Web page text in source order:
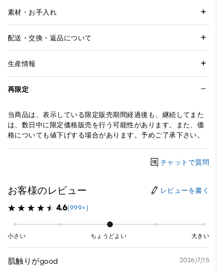
素材・お手入れ
配送・交換・返品について
生産情報
再限定
当商品は、表示している限定販売期間経過後も、継続してまた
は、数日中に限定価格販売を行う可能性があります。また、価
格についても値下げする場合があります。予めご了承下さい。
チャットで質問
お客様のレビュー レビューを書く
4.6(999+)
小さい ちょうどよい 大きい
肌触りがgood 2026/7/15